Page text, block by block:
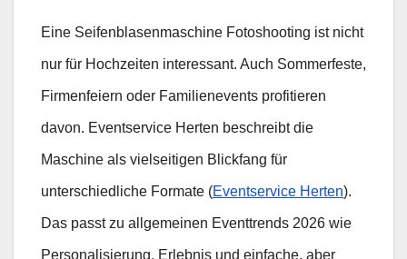
Eine Seifenblasenmaschine Fotoshooting ist nicht
nur für Hochzeiten interessant. Auch Sommerfeste,
Firmenfeiern oder Familienevents profitieren
davon. Eventservice Herten beschreibt die
Maschine als vielseitigen Blickfang für
unterschiedliche Formate (Eventservice Herten).
Das passt zu allgemeinen Eventtrends 2026 wie
Personalisierung, Erlebnis und einfache, aber